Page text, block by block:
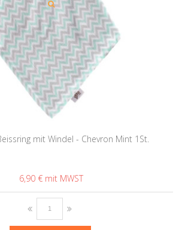
mit Windel - Chevron Mint 1St.
6,90 €